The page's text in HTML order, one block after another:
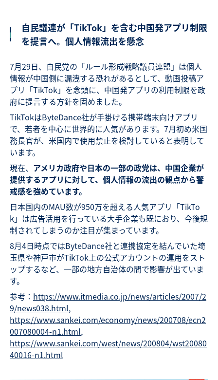
自民議連が「TikTok」を含む中国発アプリ制限
を提言へ。個人情報流出を懸念
7月29日、自民党の「ルール形成戦略議員連盟」は個人
情報が中国側に漏洩する恐れがあるとして、動画投稿ア
プリ「TikTok」を念頭に、中国発アプリの利用制限を政
府に提言する方針を固めました。
TikTokはByteDance社が手掛ける携帯端末向けアプリ
で、若者を中心に世界的に人気があります。7月初め米国
務長官が、米国内で使用禁止を検討していると表明して
います。
現在、 アメリカ政府や日本の一部の政党は、中国企業が
提供するアプリに対して、個人情報の流出の観点から警
戒感を強めています。
日本国内のMAU数が950万を超える人気アプリ「TikTo
k」は広告活用を行っている大手企業も既におり、今後規
制されてしまうのか注目が集まっています。
8月4日時点ではByteDance社と連携協定を結んでいた埼
玉県や神戸市がTikTok上の公式アカウントの運用をスト
ップするなど、一部の地方自治体の間で影響が出ていま
す。
参考： https://www.itmedia.co.jp/news/articles/2007/2
9/news038.html,
https://www.sankei.com/economy/news/200708/ecn2
007080004-n1.html,
https://www.sankei.com/west/news/200804/wst20080
40016-n1.html